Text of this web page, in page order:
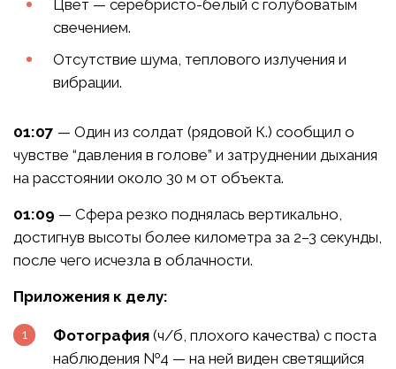
Цвет — серебристо-белый с голубоватым
свечением.
Отсутствие шума, теплового излучения и
вибрации.
01:07 — Один из солдат (рядовой К.) сообщил о
чувстве “давления в голове” и затруднении дыхания
на расстоянии около 30 м от объекта.
01:09 — Сфера резко поднялась вертикально,
достигнув высоты более километра за 2–3 секунды,
после чего исчезла в облачности.
Приложения к делу:
Фотография (ч/б, плохого качества) с поста
наблюдения №4 — на ней виден светящийся